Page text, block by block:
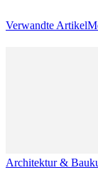
Verwandte Artikel
Architektur &